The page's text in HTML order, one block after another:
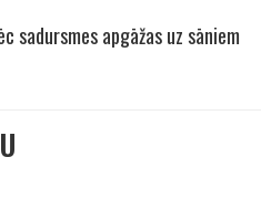
sadursmes apgāžas uz sāniem